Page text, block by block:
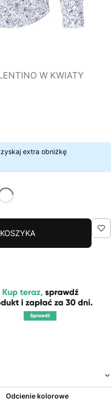
W KWIATY
extra obniżkę
Odcienie kolorowe